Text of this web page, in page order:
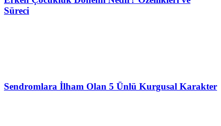
Süreci
Sendromlara İlham Olan 5 Ünlü Kurgusal Karakter